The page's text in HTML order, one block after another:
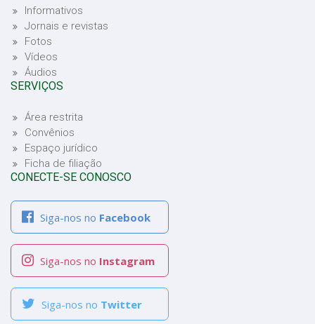
Informativos
Jornais e revistas
Fotos
Vídeos
Áudios
SERVIÇOS
Área restrita
Convênios
Espaço jurídico
Ficha de filiação
CONECTE-SE CONOSCO
Siga-nos no Facebook
Siga-nos no Instagram
Siga-nos no Twitter